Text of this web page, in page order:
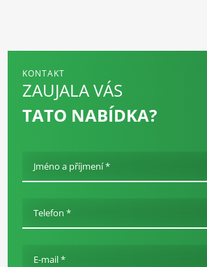
KONTAKT
ZAUJALA VÁS
TATO NABÍDKA?
Jméno a příjmení *
Telefon *
E-mail *